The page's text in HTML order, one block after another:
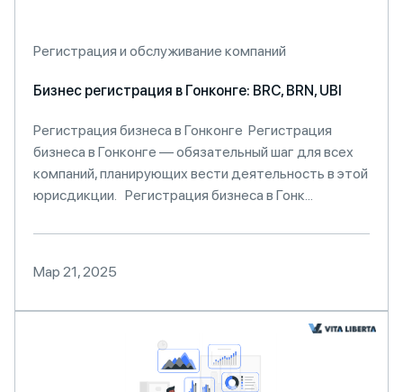
Регистрация и обслуживание компаний
Бизнес регистрация в Гонконге: BRC, BRN, UBI
Регистрация бизнеса в Гонконге Регистрация
бизнеса в Гонконге — обязательный шаг для всех
компаний, планирующих вести деятельность в этой
юрисдикции. Регистрация бизнеса в Гонк...
Мар 21, 2025